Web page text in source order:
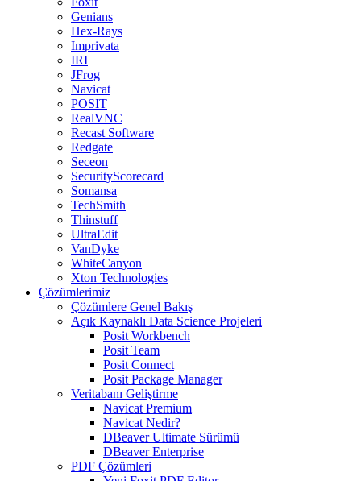
Genians
Hex-Rays
Imprivata
IRI
JFrog
Navicat
POSIT
RealVNC
Recast Software
Redgate
Seceon
SecurityScorecard
Somansa
TechSmith
Thinstuff
UltraEdit
VanDyke
WhiteCanyon
Xton Technologies
Çözümlerimiz
Çözümlere Genel Bakış
Açık Kaynaklı Data Science Projeleri
Posit Workbench
Posit Team
Posit Connect
Posit Package Manager
Veritabanı Geliştirme
Navicat Premium
Navicat Nedir?
DBeaver Ultimate Sürümü
DBeaver Enterprise
PDF Çözümleri